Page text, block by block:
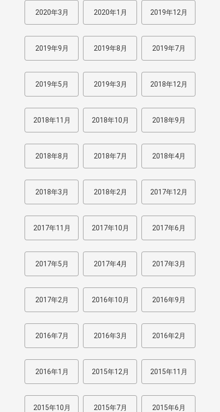
2020年3月 2020年1月 2019年12月
2019年9月 2019年8月 2019年7月
2019年5月 2019年3月 2018年12月
2018年11月 2018年10月 2018年9月
2018年8月 2018年7月 2018年4月
2018年3月 2018年2月 2017年12月
2017年11月 2017年10月 2017年6月
2017年5月 2017年4月 2017年3月
2017年2月 2016年10月 2016年9月
2016年7月 2016年3月 2016年2月
2016年1月 2015年12月 2015年11月
2015年10月 2015年7月 2015年6月